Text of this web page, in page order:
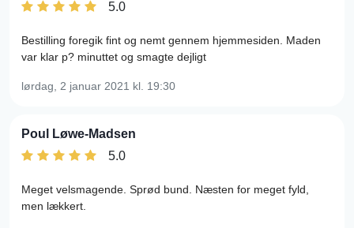
5.0
Bestilling foregik fint og nemt gennem hjemmesiden. Maden
var klar p? minuttet og smagte dejligt
lørdag, 2 januar 2021 kl. 19:30
Poul Løwe-Madsen
5.0
Meget velsmagende. Sprød bund. Næsten for meget fyld,
men lækkert.